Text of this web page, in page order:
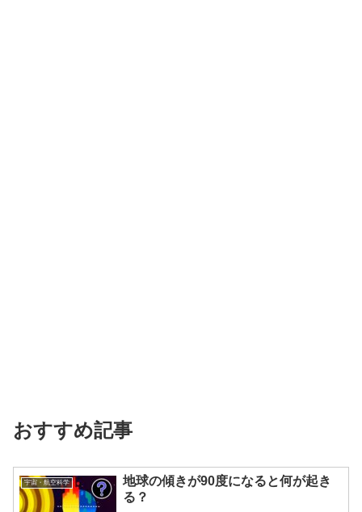
おすすめ記事
宇宙・航空科学
地球の傾きが90度になると何が起き
る？